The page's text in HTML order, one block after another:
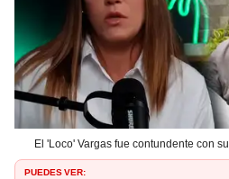
El 'Loco' Vargas fue contundente con
PUEDES VER: